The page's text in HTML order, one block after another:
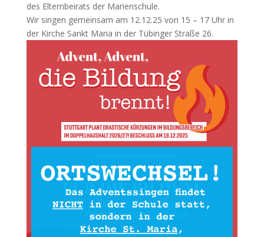
des Elternbeirats der Marienschule.
Wir singen gemeinsam am 12.12.25 von 15 – 17 Uhr in
der Kirche Sankt Maria in der Tübinger Straße 26.